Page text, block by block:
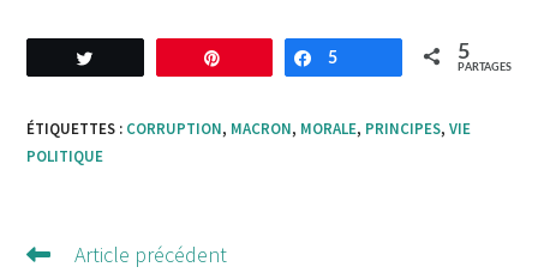
Enregistrer Partagez
5 5
PARTAGES
ÉTIQUETTES : CORRUPTION, MACRON, MORALE, PRINCIPES, VIE
POLITIQUE
Lire
Article précédent